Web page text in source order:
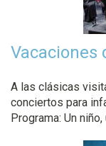
Vacaciones
A las clásicas
conciertos para
Programa: Un